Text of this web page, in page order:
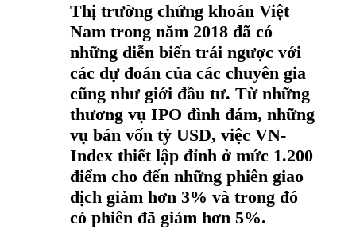
Thị trường chứng khoán Việt
Nam trong năm 2018 đã có
những diễn biến trái ngược với
các dự đoán của các chuyên gia
cũng như giới đầu tư. Từ những
thương vụ IPO đình đám, những
vụ bán vốn tỷ USD, việc VN-
Index thiết lập đỉnh ở mức 1.200
điểm cho đến những phiên giao
dịch giảm hơn 3% và trong đó
có phiên đã giảm hơn 5%.